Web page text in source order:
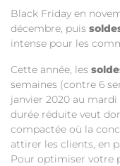
Black Friday en
décembre, puis
intense pour les
Cette année, les
semaines (contre 6
janvier 2020 au
durée réduite veut
compactée où la
attirer les clients, en
Pour optimiser votre